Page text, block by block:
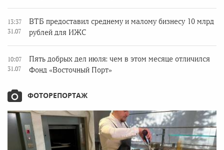
13:37
31.07
ВТБ предоставил среднему и малому бизнесу 10 млрд
рублей для ИЖС
10:07
31.07
Пять добрых дел июля: чем в этом месяце отличился
Фонд «Восточный Порт»
ФОТОРЕПОРТАЖ